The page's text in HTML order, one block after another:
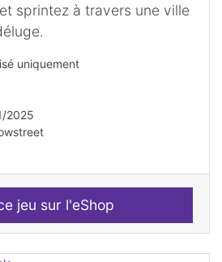
sprintez à travers une ville
uniquement
2025
jeu sur l'eShop